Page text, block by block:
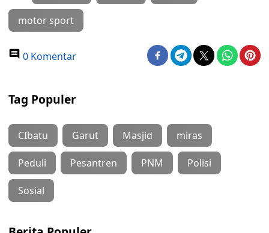
motor sport
0 Komentar
Tag Populer
CIbatu Garut Masjid miras
Peduli Pesantren PNM Polisi
Sosial